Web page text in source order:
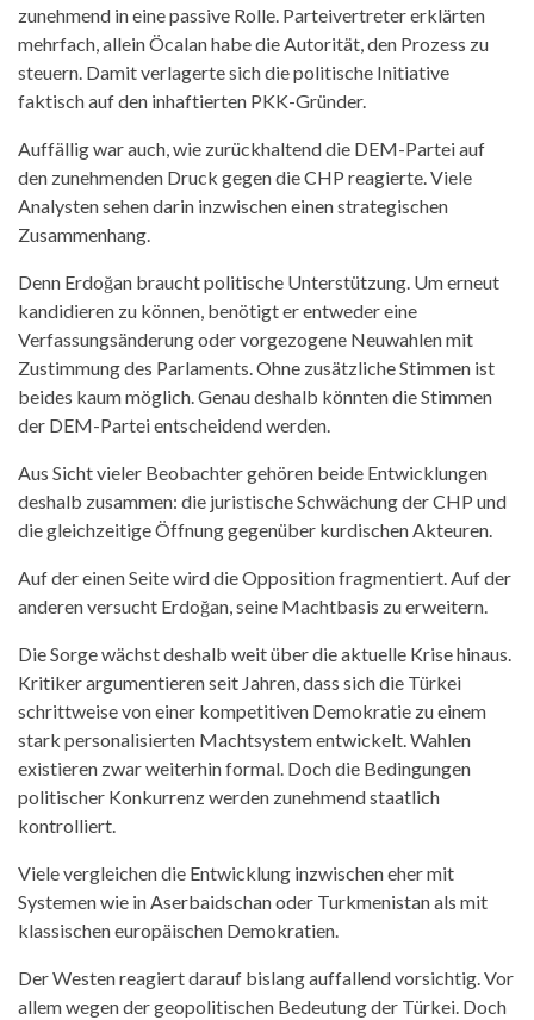
zunehmend in eine passive Rolle. Parteivertreter erklärten
mehrfach, allein Öcalan habe die Autorität, den Prozess zu
steuern. Damit verlagerte sich die politische Initiative
faktisch auf den inhaftierten PKK-Gründer.
Auffällig war auch, wie zurückhaltend die DEM-Partei auf
den zunehmenden Druck gegen die CHP reagierte. Viele
Analysten sehen darin inzwischen einen strategischen
Zusammenhang.
Denn Erdoğan braucht politische Unterstützung. Um erneut
kandidieren zu können, benötigt er entweder eine
Verfassungsänderung oder vorgezogene Neuwahlen mit
Zustimmung des Parlaments. Ohne zusätzliche Stimmen ist
beides kaum möglich. Genau deshalb könnten die Stimmen
der DEM-Partei entscheidend werden.
Aus Sicht vieler Beobachter gehören beide Entwicklungen
deshalb zusammen: die juristische Schwächung der CHP und
die gleichzeitige Öffnung gegenüber kurdischen Akteuren.
Auf der einen Seite wird die Opposition fragmentiert. Auf der
anderen versucht Erdoğan, seine Machtbasis zu erweitern.
Die Sorge wächst deshalb weit über die aktuelle Krise hinaus.
Kritiker argumentieren seit Jahren, dass sich die Türkei
schrittweise von einer kompetitiven Demokratie zu einem
stark personalisierten Machtsystem entwickelt. Wahlen
existieren zwar weiterhin formal. Doch die Bedingungen
politischer Konkurrenz werden zunehmend staatlich
kontrolliert.
Viele vergleichen die Entwicklung inzwischen eher mit
Systemen wie in Aserbaidschan oder Turkmenistan als mit
klassischen europäischen Demokratien.
Der Westen reagiert darauf bislang auffallend vorsichtig. Vor
allem wegen der geopolitischen Bedeutung der Türkei. Doch